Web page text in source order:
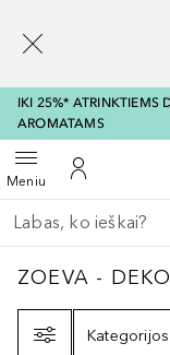
IKI 25%* ATRINKTIEMS
AROMATAMS
MeniuAtidaryti meniu
Į mano
Grįžk atgal
Vykdykite paiešką
ZOEVA -
ZOEVA -
Kategorijos